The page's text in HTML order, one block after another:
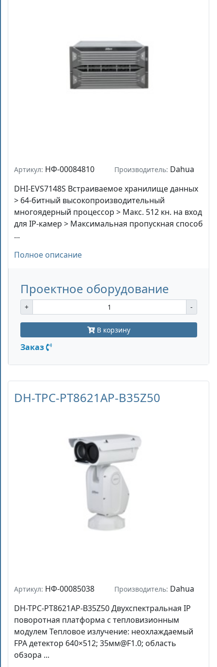
Артикул: НФ-00084810 Производитель: Dahua
DHI-EVS7148S Встраиваемое хранилище данных
> 64-битный высокопроизводительный
многоядерный процессор > Макс. 512 кн. на вход
для IP-камер > Максимальная пропускная способ
...
Полное описание
Проектное оборудование
+ -
В корзину
Заказ
DH-TPC-PT8621AP-B35Z50
Артикул: НФ-00085038 Производитель: Dahua
DH-TPC-PT8621AP-B35Z50 Двухспектральная IP
поворотная платформа с тепловизионным
модулем Тепловое излучение: неохлаждаемый
FPA детектор 640×512; 35мм@F1.0; область
обзора ...